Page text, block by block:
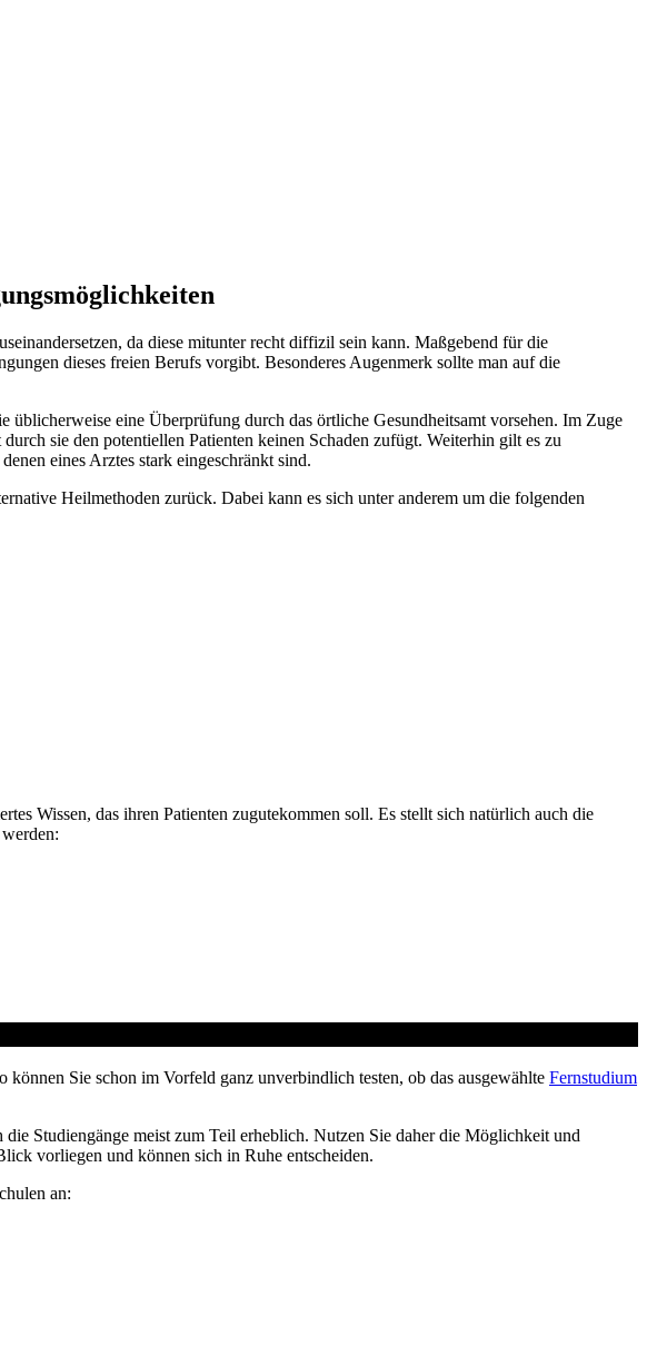
da diese mitunter recht diffizil sein kann. Maßgebend für die
dieses freien Berufs vorgibt. Besonderes Augenmerk sollte man auf die
eine Überprüfung durch das örtliche Gesundheitsamt vorsehen. Im Zuge
sie den potentiellen Patienten keinen Schaden zufügt. Weiterhin gilt es zu
eines Arztes stark eingeschränkt sind.
Heilmethoden zurück. Dabei kann es sich unter anderem um die folgenden
Wissen, das ihren Patienten zugutekommen soll. Es stellt sich natürlich auch die
können Sie schon im Vorfeld ganz unverbindlich testen, ob das ausgewählte Fernstudium
die Studiengänge meist zum Teil erheblich. Nutzen Sie daher die Möglichkeit und
vorliegen und können sich in Ruhe entscheiden.
an: